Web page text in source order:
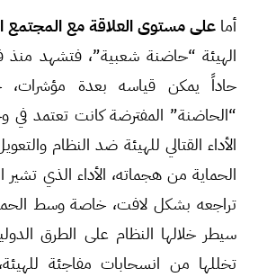
أما على مستوى العلاقة مع المجتمع
الهيئة “حاضنة شعبية”، فتشهد منذ
حاداً يمكن قياسه بعدة
“الحاضنة” المفترضة كانت تعتمد
الأداء القتالي للهيئة ضد النظام
الحماية من هجماته، الأداء الذي تشير
تراجعه بشكل لافت، خاصة وسط
تخللها من انسحابات مفاجئة